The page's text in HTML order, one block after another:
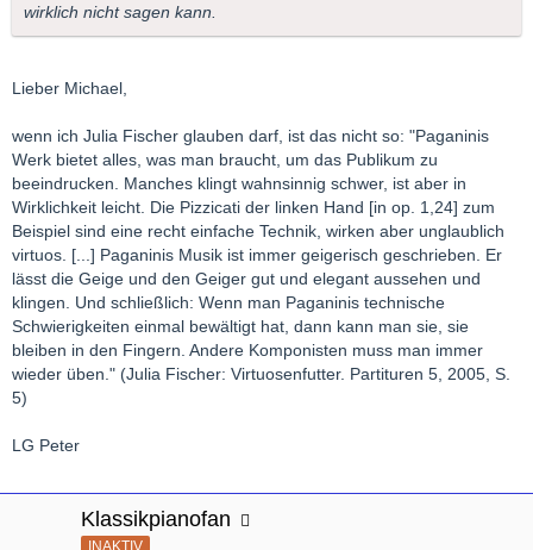
wirklich nicht sagen kann.
Lieber Michael,
wenn ich Julia Fischer glauben darf, ist das nicht so: "Paganinis
Werk bietet alles, was man braucht, um das Publikum zu
beeindrucken. Manches klingt wahnsinnig schwer, ist aber in
Wirklichkeit leicht. Die Pizzicati der linken Hand [in op. 1,24] zum
Beispiel sind eine recht einfache Technik, wirken aber unglaublich
virtuos. [...] Paganinis Musik ist immer geigerisch geschrieben. Er
lässt die Geige und den Geiger gut und elegant aussehen und
klingen. Und schließlich: Wenn man Paganinis technische
Schwierigkeiten einmal bewältigt hat, dann kann man sie, sie
bleiben in den Fingern. Andere Komponisten muss man immer
wieder üben." (Julia Fischer: Virtuosenfutter. Partituren 5, 2005, S.
5)
LG Peter
Klassikpianofan